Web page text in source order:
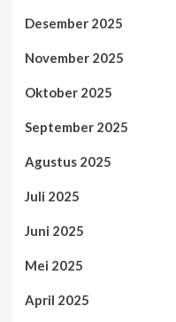
Desember 2025
November 2025
Oktober 2025
September 2025
Agustus 2025
Juli 2025
Juni 2025
Mei 2025
April 2025